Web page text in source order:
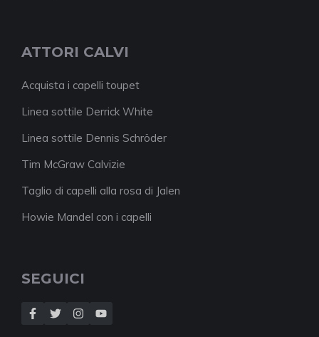
ATTORI CALVI
Acquista i capelli toupet
Linea sottile Derrick White
Linea sottile Dennis Schröder
Tim McGraw Calvizie
Taglio di capelli alla rosa di Jalen
Howie Mandel con i capelli
SEGUICI